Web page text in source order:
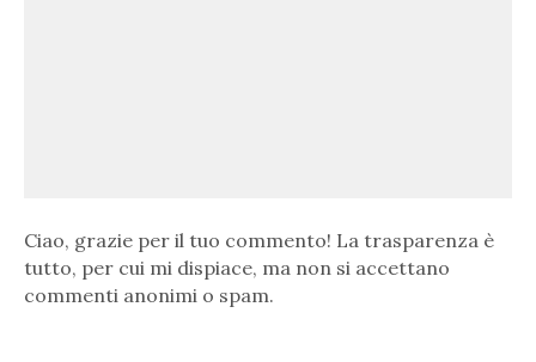
Ciao, grazie per il tuo commento! La trasparenza è
tutto, per cui mi dispiace, ma non si accettano
commenti anonimi o spam.